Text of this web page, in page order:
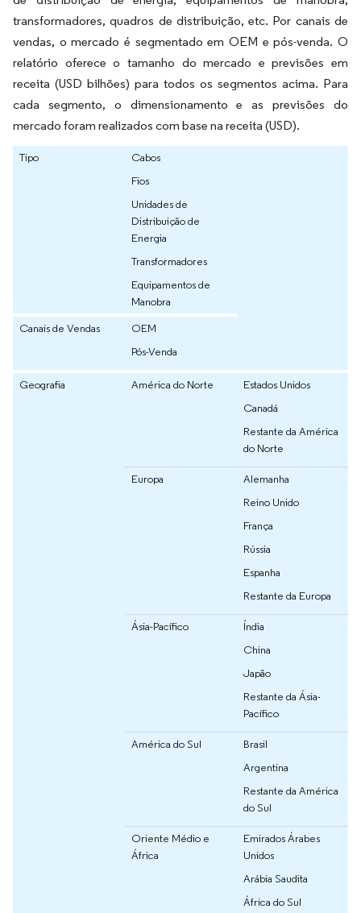
transformadores, quadros de distribuição, etc. Por canais de
vendas, o mercado é segmentado em OEM e pós-venda. O
relatório oferece o tamanho do mercado e previsões em
receita (USD bilhões) para todos os segmentos acima. Para
cada segmento, o dimensionamento e as previsões do
mercado foram realizados com base na receita (USD).
Tipo
Cabos
Fios
Unidades de
Distribuição de
Energia
Transformadores
Equipamentos de
Manobra
Canais de Vendas
OEM
Pós-Venda
Geografia América do Norte
Estados Unidos
Canadá
Restante da América
do Norte
Europa
Alemanha
Reino Unido
França
Rússia
Espanha
Restante da Europa
Ásia-Pacífico
Índia
China
Japão
Restante da Ásia-
Pacífico
América do Sul
Brasil
Argentina
Restante da América
do Sul
Oriente Médio e
África
Emirados Árabes
Unidos
Arábia Saudita
África do Sul